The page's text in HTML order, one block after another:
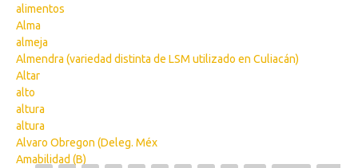
alimentos
Alma
almeja
Almendra (variedad distinta de LSM utilizado en Culiacán)
Altar
alto
altura
altura
Alvaro Obregon (Deleg. Méx
Amabilidad (B)